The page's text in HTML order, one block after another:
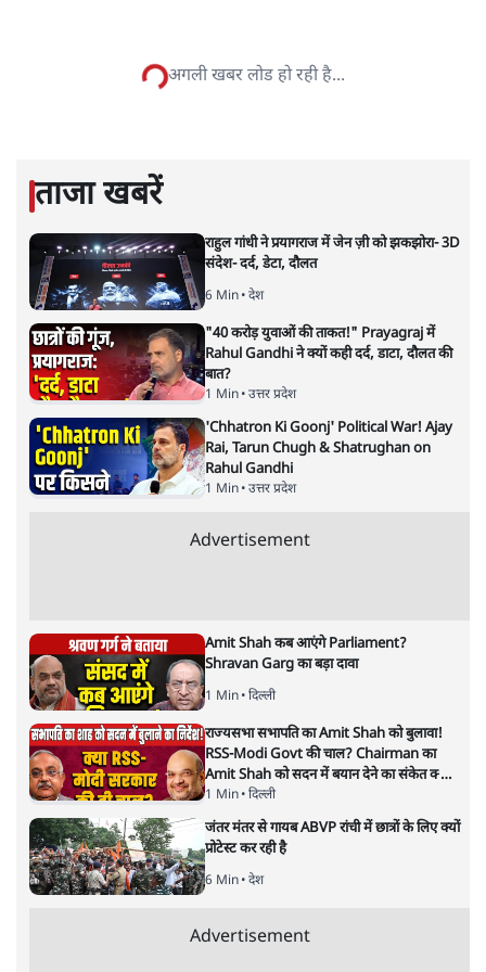
विश्लेषणात्मक और मानवीय स्वरों में से एक हैं। शिक्षा, समाज,
नतीजों पर परदे डालता घोषणा प्रधान
बजट!
अर्थतंत्र| अनन्त मित्तल| 1 FEB, 2026
यह बजट नीतिगत नतीजों से ज़्यादा घोषणाओं पर टिका क्यों दिखता
है? आंकड़ों, ज़मीनी हकीकत और वादों के बीच घोषणा-प्रधान बजट
की आलोचनात्मक पड़ताल।
केंद्रीय वित्तमंत्री निर्मला सीतारमण द्वारासंसद में प्रस्तुत साल
2026—27 का केंद्रीय बजट बीजेपी और प्रधानमंत्री नरेंद्र मोदी
द्वारा साल 2014 में जारी घोषणा पत्र की तरह वायदों का पुलिंदा
अर्थव्यवस्था पर कोई असर दिखता प्रतीत नहीं होता। इसकी वजह